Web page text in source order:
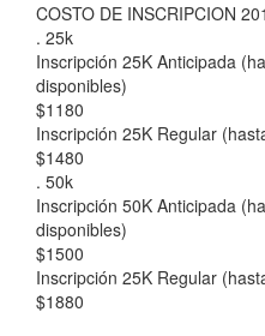
COSTO DE INSCRIPCION
. 25k
Inscripción 25K Anticipada
disponibles)
$1180
Inscripción 25K Regular
$1480
. 50k
Inscripción 50K Anticipada
disponibles)
$1500
Inscripción 25K Regular
$1880